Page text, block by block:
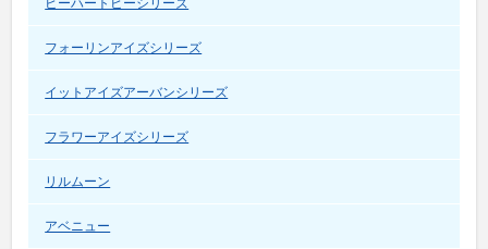
フォーリンアイズシリーズ
イットアイズアーバンシリーズ
フラワーアイズシリーズ
リルムーン
アベニュー